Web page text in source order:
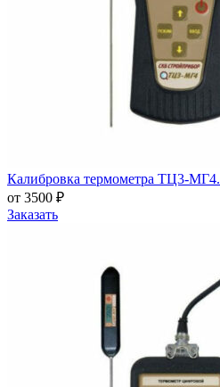
Калибровка термометра ТЦ3-
от 3500 ₽
Заказать